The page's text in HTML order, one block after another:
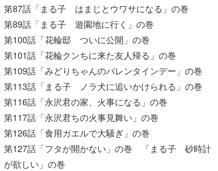
第87話「まる子 はまじとウワサになる」の巻
第89話「まる子 遊園地に行く」の巻
第100話「花輪邸 ついに公開」の巻
第101話「花輪クンちに来た友人帰る」の巻
第109話「みどりちゃんのバレンタインデー」の巻
第113話「まる子 ノラ犬に追いかけられる」の巻
第116話「永沢君の家、火事になる」の巻
第117話「永沢君ちの火事見舞い」の巻
第126話「食用ガエルで大騒ぎ」の巻
第127話「フタが開かない」の巻 「まる子 砂時計
が欲しい」の巻